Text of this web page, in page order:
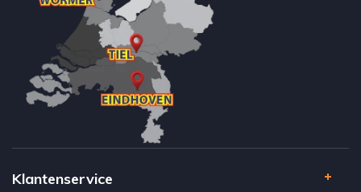
Klantenservice